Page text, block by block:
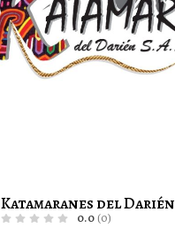
Katamaranes del Darién
0.0(0)